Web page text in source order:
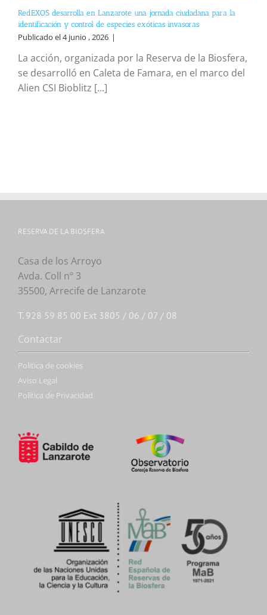
RedEXOS desarrolla en Lanzarote una jornada ciudadana para la
identificación y control de especies exóticas invasoras
Publicado el 4 junio , 2026 |
La acción, organizada por la Reserva de la Biosfera,
se desarrolló en Caleta de Famara, en el marco del
Alien CSI Bioblitz [...]
RESERVA DE LA BIOSFERA
Casa de los Arroyo
Avda. Coll nº 3
35500, Arrecife de Lanzarote
T. 928 59 85 00 Ext 3805 / 06 / 07 / 08
Contactar
Politica de cookies
Aviso Legal
Política de Privacidad